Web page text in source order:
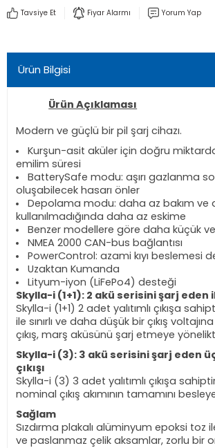
Tavsiye Et Fiyar Alarmı Yorum Yap
Ürün Bilgisi
Ürün Açıklaması
Modern ve güçlü bir pil şarj cihazı.
Kurşun-asit aküler için doğru
emilim süresi
BatterySafe modu: aşırı gazlanma
oluşabilecek hasarı önler
Depolama modu: daha az bakım ve
kullanılmadığında daha az eskime
Benzer modellere göre daha küçük
NMEA 2000 CAN-bus bağlantısı
PowerControl: azami kıyı beslemesi
Uzaktan Kumanda
Lityum-iyon (LiFePo4) desteği
Skylla-i (1+1): 2 akü serisini şarj eden
Skylla-i (1+1) 2 adet yalıtımlı çıkışa
ile sınırlı ve daha düşük bir çıkış
çıkış, marş aküsünü şarj etmeye
Skylla-i (3): 3 akü serisini şarj eden
çıkışı
Skylla-i (3) 3 adet yalıtımlı çıkışa
nominal çıkış akımının tamamını
Sağlam
Sızdırma plakalı alüminyum epoksi toz
ve paslanmaz çelik aksamlar, zorlu bir